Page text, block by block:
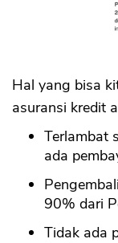
Hal yang bisa
asuransi kredit
Terlambat
ada
90% dari
Tidak ada